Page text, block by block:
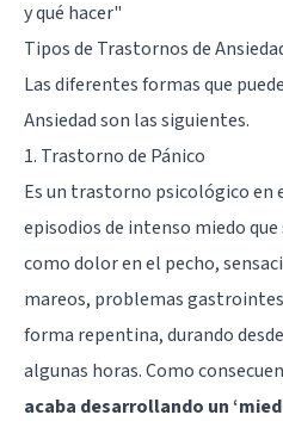
y qué hacer"
Tipos de Trastornos de
Las diferentes formas que
Ansiedad son las siguientes.
1. Trastorno de Pánico
Es un trastorno psicológico en
episodios de intenso miedo
como dolor en el pecho,
mareos, problemas
forma repentina, durando
algunas horas. Como
acaba desarrollando un